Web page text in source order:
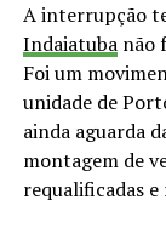
A interrupção
Indaiatubanão
Foi um
unidade de
ainda aguarda
montagem de
requalificadas e